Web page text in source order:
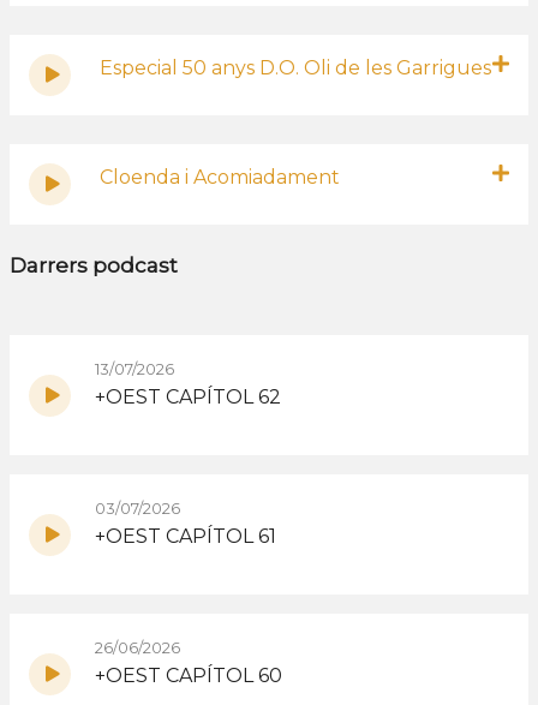
Especial 50 anys D.O. Oli de les Garrigues
Cloenda i Acomiadament
Darrers podcast
13/07/2026
+OEST CAPÍTOL 62
03/07/2026
+OEST CAPÍTOL 61
26/06/2026
+OEST CAPÍTOL 60